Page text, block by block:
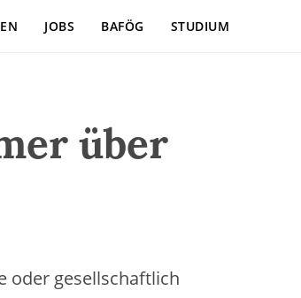
JOBS BAFÖG STUDIUM
über
oder gesellschaftlich